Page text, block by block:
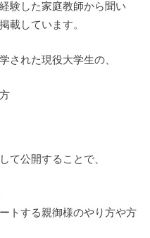
験した家庭教師から聞い
載しています。
された現役大学生の、
て公開することで、
トする親御様のやり方や方